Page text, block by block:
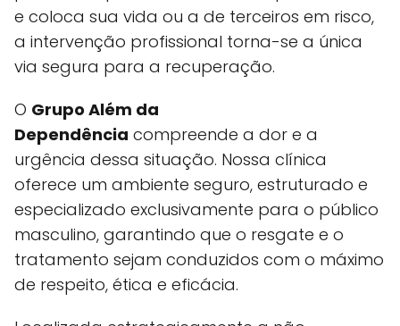
e coloca sua vida ou a de terceiros em risco,
a intervenção profissional torna-se a única
via segura para a recuperação.
O Grupo Além da
Dependência compreende a dor e a
urgência dessa situação. Nossa clínica
oferece um ambiente seguro, estruturado e
especializado exclusivamente para o público
masculino, garantindo que o resgate e o
tratamento sejam conduzidos com o máximo
de respeito, ética e eficácia.